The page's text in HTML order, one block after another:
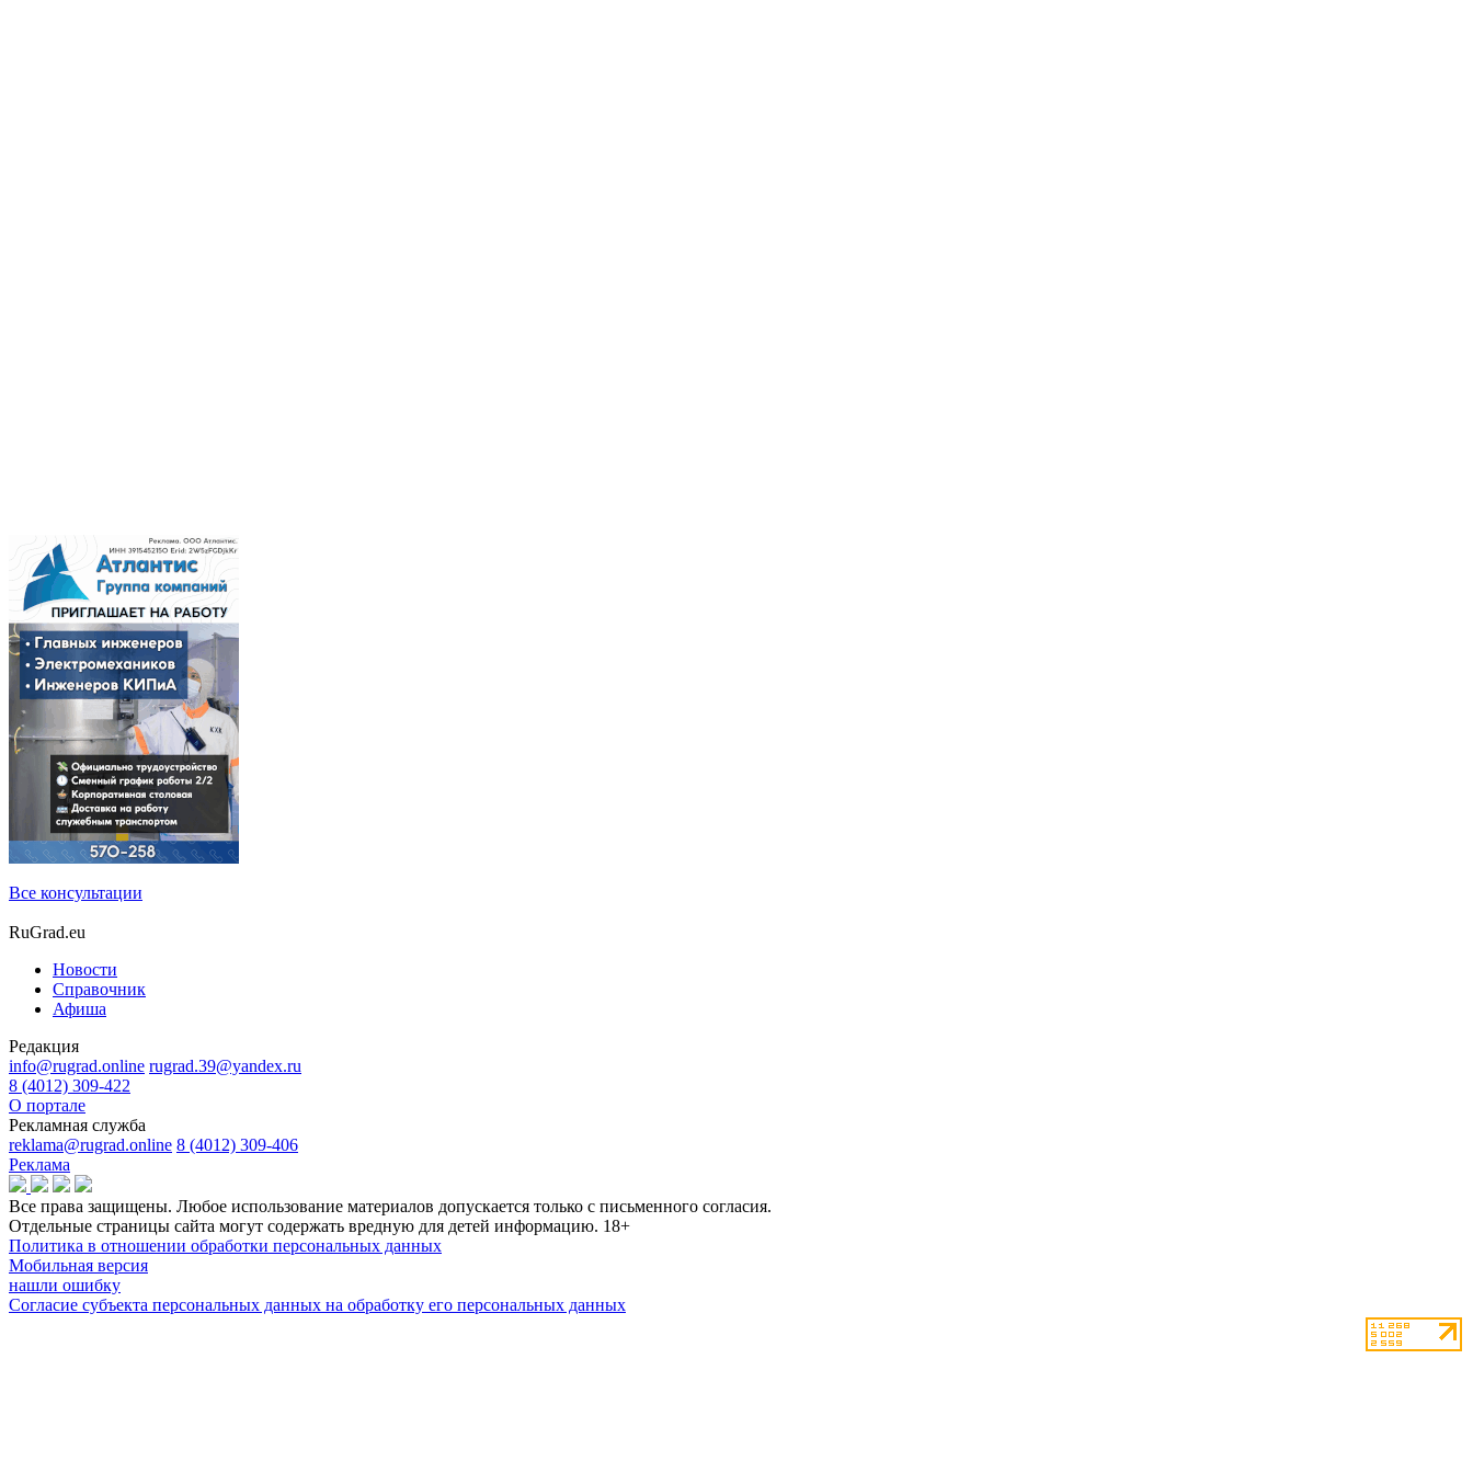
Все консультации
RuGrad.eu
Новости
Справочник
Афиша
Редакция
info@rugrad.online rugrad.39@yandex.ru
8 (4012) 309-422
О портале
Рекламная служба
reklama@rugrad.online 8 (4012) 309-406
Реклама
Все права защищены. Любое использование материалов допускается только с письменного согласия.
Отдельные страницы сайта могут содержать вредную для детей информацию. 18+
Политика в отношении обработки персональных данных
Мобильная версия
нашли ошибку
Согласие субъекта персональных данных на обработку его персональных данных